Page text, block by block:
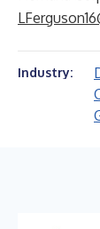
Industry: